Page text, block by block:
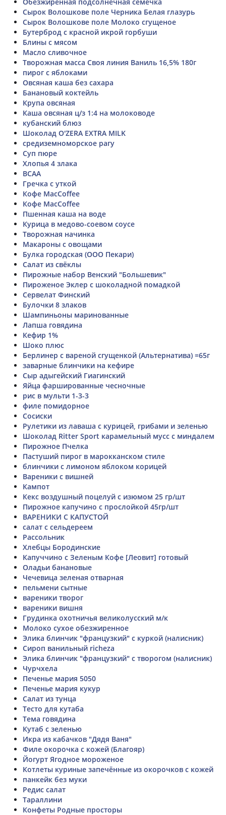
Сырок Волошкове поле Черника Белая глазурь
Сырок Волошкове поле Молоко сгущеное
Бутерброд с красной икрой горбуши
Блины с мясом
Масло сливочное
Творожная масса Своя линия Ваниль 16,5% 180г
пирог с яблоками
Овсяная каша без сахара
Банановый коктейль
Крупа овсяная
Каша овсяная ц/з 1:4 на молоководе
кубанский блюз
Шоколад O'ZERA EXTRA MILK
средиземноморское рагу
Суп пюре
Хлопья 4 злака
BCAA
Гречка с уткой
Кофе MacCoffee
Кофе MacCoffee
Пшенная каша на воде
Курица в медово-соевом соусе
Творожная начинка
Макароны с овощами
Булка городская (ООО Пекари)
Салат из свёклы
Пирожные набор Венский "Большевик"
Пироженое Эклер с шоколадной помадкой
Сервелат Финский
Булочки 8 злаков
Шампиньоны маринованные
Лапша говядина
Кефир 1%
Шоко плюс
Берлинер с вареной сгущенкой (Альтернатива) =65г
заварные блинчики на кефире
Сыр адыгейский Гиагинский
Яйца фаршированные чесночные
рис в мульти 1-3-3
филе помидорное
Сосиски
Рулетики из лаваша с курицей, грибами и зеленью
Шоколад Ritter Sport карамельный мусс с миндалем
Пирожное Пчелка
Пастуший пирог в марокканском стиле
блинчики с лимоном яблоком корицей
Вареники с вишней
Кампот
Кекс воздушный поцелуй с изюмом 25 гр/шт
Пирожное капучино с прослойкой 45гр/шт
ВАРЕНИКИ С КАПУСТОЙ
салат с сельдереем
Рассольник
Хлебцы Бородинские
Капуччино с Зеленым Кофе [Леовит] готовый
Оладьи банановые
Чечевица зеленая отварная
пельмени сытные
вареники творог
вареники вишня
Грудинка охотничья великолусский м/к
Молоко сухое обезжиренное
Элика блинчик "французкий" с куркой (налисник)
Сироп ванильный richeza
Элика блинчик "французкий" с творогом (налисник)
Чурчхела
Печенье мария 5050
Печенье мария кукур
Салат из тунца
Тесто для кутаба
Тема говядина
Кутаб с зеленью
Икра из кабачков "Дядя Ваня"
Филе окорочка с кожей (Благояр)
Йогурт Ягодное мороженое
Котлеты куриные запечённые из окорочков с кожей
панкейк без муки
Редис салат
Тараллини
Конфеты Родные просторы